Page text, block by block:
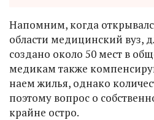
Напомним, когда
области медицинский вуз,
создано около 50 мест в
медикам также
наем жилья, однако
поэтому вопрос о
крайне остро.